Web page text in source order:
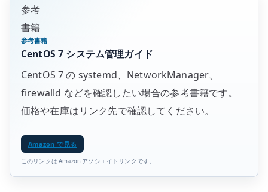
参考
書籍
参考書籍
CentOS 7 システム管理ガイド
CentOS 7 の systemd、NetworkManager、
firewalld などを確認したい場合の参考書籍です。
価格や在庫はリンク先で確認してください。
Amazon で見る
このリンクは Amazon アソシエイトリンクです。